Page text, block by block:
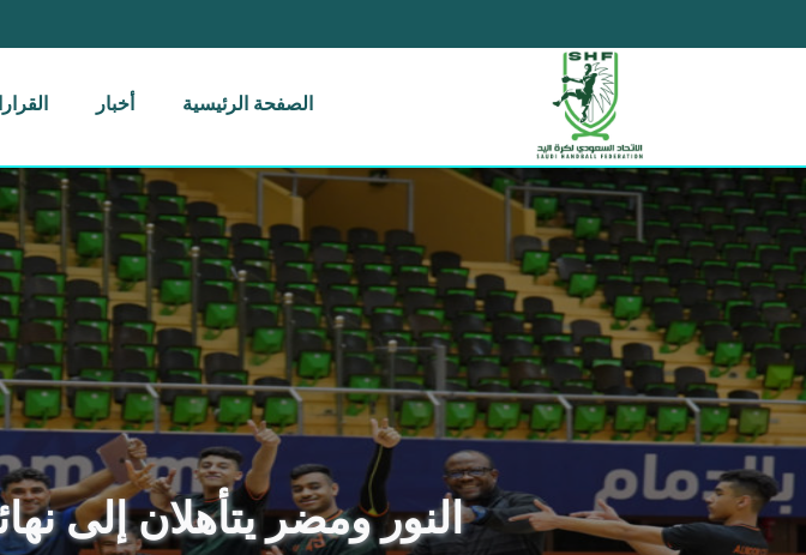
الصفحة الرئيسية أخبار
النور ومضر يتأهلان إلى